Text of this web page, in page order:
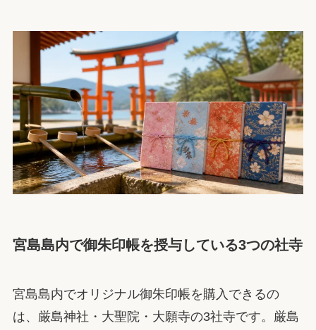
宮島島内で御朱印帳を授与している3つの社寺
宮島島内でオリジナル御朱印帳を購入できるの
は、厳島神社・大聖院・大願寺の3社寺です。厳島